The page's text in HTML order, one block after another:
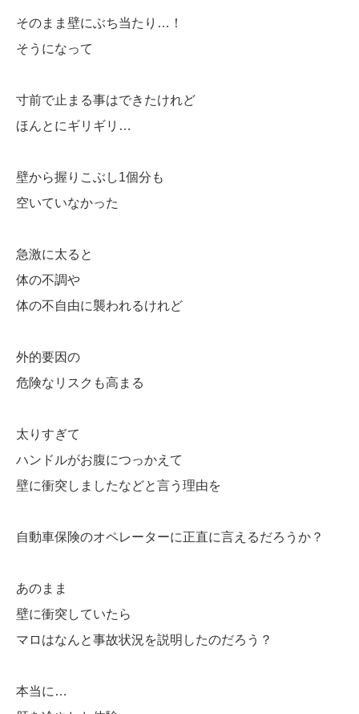
そのまま壁にぶち当たり…！
そうになって
寸前で止まる事はできたけれど
ほんとにギリギリ…
壁から握りこぶし1個分も
空いていなかった
急激に太ると
体の不調や
体の不自由に襲われるけれど
外的要因の
危険なリスクも高まる
太りすぎて
ハンドルがお腹につっかえて
壁に衝突しましたなどと言う理由を
自動車保険のオペレーターに正直に言えるだろうか？
あのまま
壁に衝突していたら
マロはなんと事故状況を説明したのだろう？
本当に…